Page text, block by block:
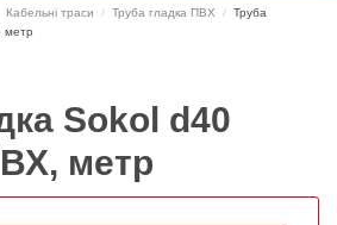
Кабельні траси Труба гладка ПВХ
Труба
метр
Sokol d40
метр